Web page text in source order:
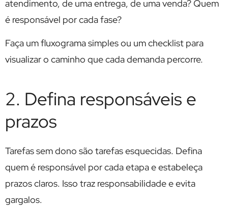
atendimento, de uma entrega, de uma venda? Quem
é responsável por cada fase?
Faça um fluxograma simples ou um checklist para
visualizar o caminho que cada demanda percorre.
2. Defina responsáveis e
prazos
Tarefas sem dono são tarefas esquecidas. Defina
quem é responsável por cada etapa e estabeleça
prazos claros. Isso traz responsabilidade e evita
gargalos.